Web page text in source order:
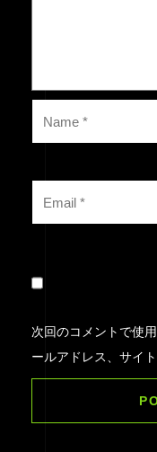
次回のコメントで使
ールアドレス、サイト